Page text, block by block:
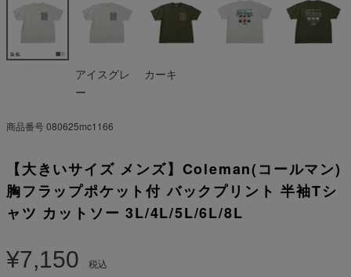
アイスグレ
ー
カーキ
商品番号080625mc1166
【大きいサイズ メンズ】Coleman(コールマン)
胸フラップポケット付 バックプリント 半袖Tシ
ャツ カットソー 3L/4L/5L/6L/8L
¥7,150 税込